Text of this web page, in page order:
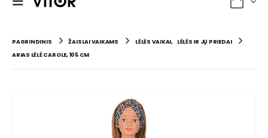
PAGRINDINIS ŽAISLAI VAIKAMS LĖLĖS VAIKAI,
LĖLĖS IR JŲ PRIEDAI
ARIAS LĖLĖ CAROLE, 105 CM